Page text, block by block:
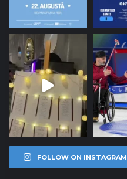
FOLLOW ON INSTAGRAM